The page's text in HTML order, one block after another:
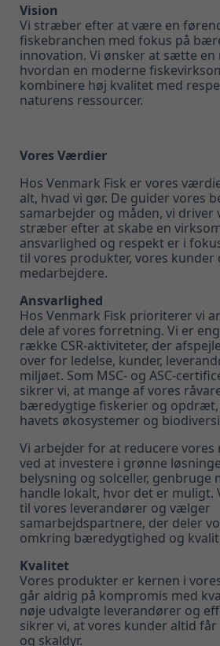
Vision
Vi stræber efter at være en
fiskebranchen med fokus på
innovation. Vi ønsker at sætte en
hvordan en moderne
kombinere høj kvalitet med
naturens ressourcer.
Vores Værdier
Hos Venmark Fisk er vores
alt, hvad vi gør. De guider vores
samarbejder og måden, vi driver
stræber efter at skabe en
ansvarlighed og respekt er i
til vores produkter, vores kunder
medarbejdere.
Ansvarlighed
Hos Venmark Fisk prioriterer vi
dele af vores forretning. Vi er
række CSR-aktiviteter, der
over for ledelse, kunder,
miljøet. Som MSC- og ASC-
sikrer vi, at mange af vores
bæredygtige fiskerier og
havets økosystemer og
Vi arbejder for at reducere
ved at investere i grønne
belysning og solceller, genbruge
handle lokalt, hvor det er muligt.
til vores leverandører og vælger
samarbejdspartnere, der deler
omkring bæredygtighed og
Kvalitet
Vores produkter er kernen i
går aldrig på kompromis med
nøje udvalgte leverandører og
sikrer vi, at vores kunder altid
og skaldyr.